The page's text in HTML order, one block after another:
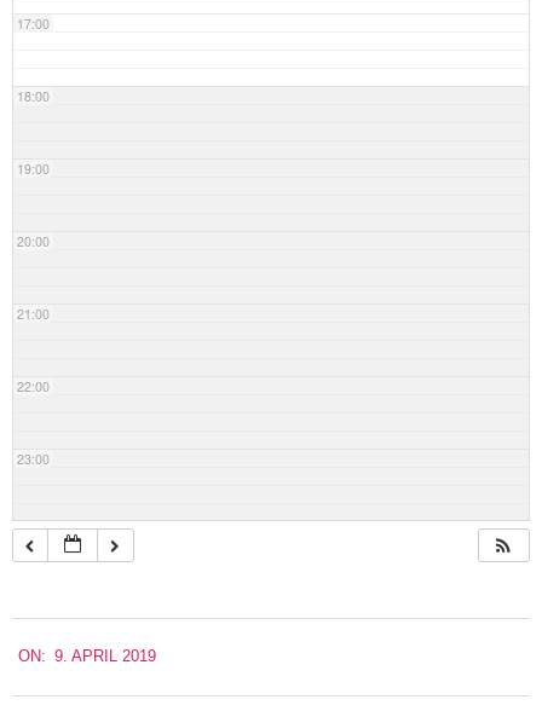
17:00
18:00
19:00
20:00
21:00
22:00
23:00
04-
09
ON: 9. APRIL 2019